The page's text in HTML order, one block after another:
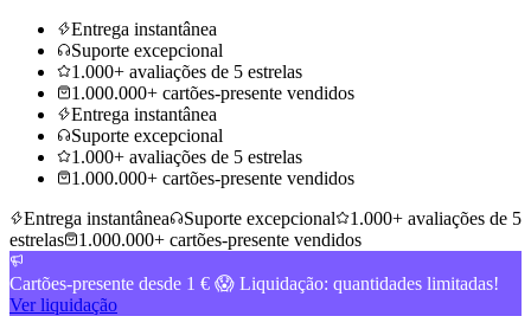
Entrega instantânea
Suporte excepcional
1.000+ avaliações de 5 estrelas
1.000.000+ cartões-presente vendidos
Entrega instantânea
Suporte excepcional
1.000+ avaliações de 5 estrelas
1.000.000+ cartões-presente vendidos
Entrega instantânea
Suporte excepcional
1.000+ avaliações de 5
estrelas
1.000.000+ cartões-presente vendidos
Cartões-presente desde 1 € 😱 Liquidação: quantidades limitadas!
Ver liquidação